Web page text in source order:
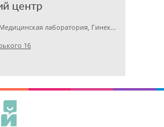
центр
Детская клиника, Медицинская лаборатория, Гинекология
16